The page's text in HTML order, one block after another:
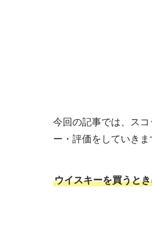
今回の記事では、ス
ー・評価をしていきま
ウイスキーを買うと